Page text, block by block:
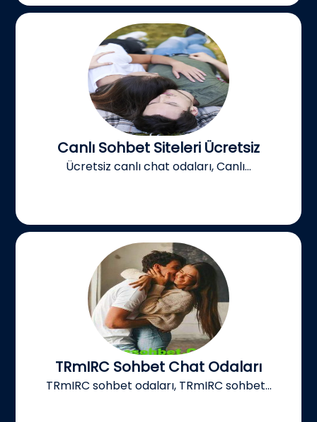
Canlı Sohbet Siteleri Ücretsiz
Ücretsiz canlı chat odaları, Canlı...
TRmIRC Sohbet Chat Odaları
TRmIRC sohbet odaları, TRmIRC sohbet...